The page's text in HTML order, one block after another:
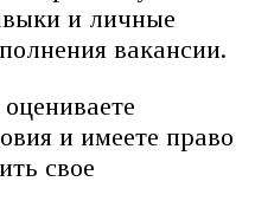
и личные
вакансии.
и имеете право
свое